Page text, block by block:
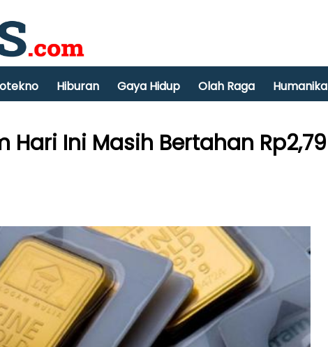
Hiburan Gaya Hidup Olah Raga Humanika
Hari Ini Masih Bertahan Rp2,79